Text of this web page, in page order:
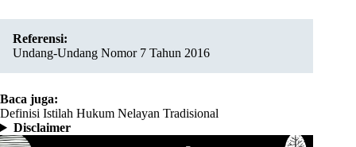
Referensi:
Undang-Undang Nomor 7 Tahun 2016
Baca juga:
Definisi Istilah Hukum Nelayan Tradisional
Disclaimer